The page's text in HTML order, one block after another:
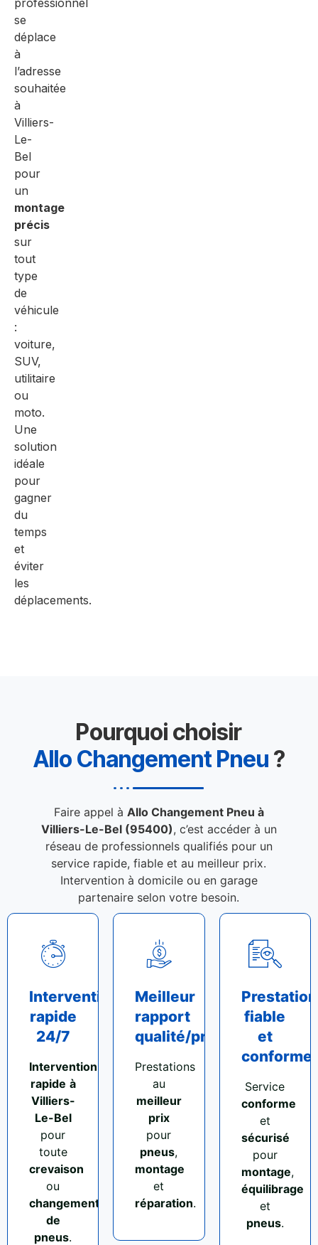
professionnel
se
déplace
à
l’adresse
souhaitée
à
Villiers-
Le-
Bel
pour
un
montage
précis
sur
tout
type
de
véhicule
:
voiture,
SUV,
utilitaire
ou
moto.
Une
solution
idéale
pour
gagner
du
temps
et
éviter
les
déplacements.
Pourquoi choisir
Allo Changement Pneu ?
Faire appel à Allo Changement Pneu à
Villiers-Le-Bel (95400), c’est accéder à un
réseau de professionnels qualifiés pour un
service rapide, fiable et au meilleur prix.
Intervention à domicile ou en garage
partenaire selon votre besoin.
Intervention
rapide
24/7
Intervention
rapide à
Villiers-
Le-Bel
pour
toute
crevaison
ou
changement
de
pneus.
Meilleur
rapport
qualité/prix
Prestations
au
meilleur
prix
pour
pneus,
montage
et
réparation.
Prestation
fiable
et
conforme
Service
conforme
et
sécurisé
pour
montage,
équilibrage
et
pneus.